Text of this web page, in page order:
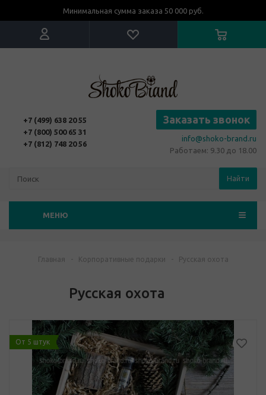
Минимальная сумма заказа 50 000 руб.
+7 (499) 638 20 55
+7 (800) 500 65 31
+7 (812) 748 20 56
Заказать звонок
info@shoko-brand.ru
Работаем: 9.30 до 18.00
Найти
МЕНЮ
Главная - Корпоративные подарки - Русская охота
Русская охота
От 5 штук